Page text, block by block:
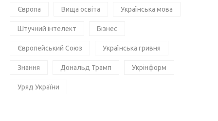
Європа Вища освіта Українська мова
Штучний інтелект Бізнес
Європейський Союз Українська гривня
Знання Дональд Трамп Укрінформ
Уряд України